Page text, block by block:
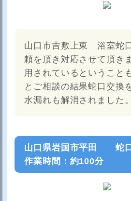
山口市吉敷上東 浴室蛇
頼を頂き対応させて頂き
用されているということ
とご相談の結果蛇口交換
水漏れも解消されました。
山口県岩国市平田 蛇
作業時間：約100分